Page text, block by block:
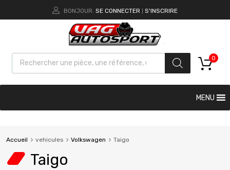
BONJOUR. SE CONNECTER S'INSCRIRE
0
MENU
Accueil vehicules Volkswagen Taigo
Taigo